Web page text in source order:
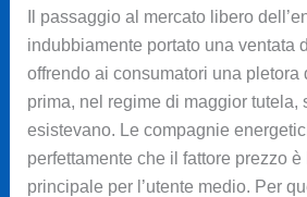
Il passaggio al mercato libero
indubbiamente portato una ventata
offrendo ai consumatori una pletora
prima, nel regime di maggior tutela,
esistevano. Le compagnie
perfettamente che il fattore prezzo
principale per l’utente medio. Per